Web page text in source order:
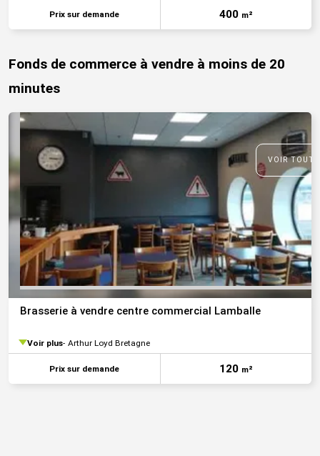
Prix sur demande 400 m²
Fonds de commerce à vendre à moins de 20
minutes
VOIR
Brasserie à vendre centre commercial Lamballe
Voir plus Arthur Loyd Bretagne
Prix sur demande 120 m²